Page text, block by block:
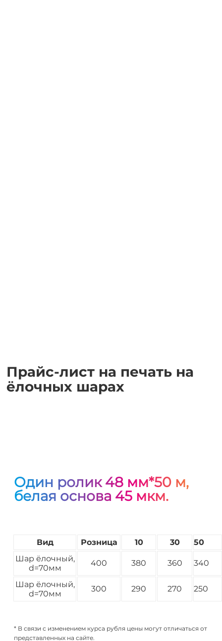
Прайс-лист на печать на
ёлочных шарах
Один ролик 48 мм*50 м,
белая основа 45 мкм.
Вид Розница 10 30
50
Шар ёлочный,
d=70мм
400 380 360 340
Шар ёлочный,
d=70мм
300 290 270 250
* В связи с изменением курса рубля цены могут отличаться от
представленных на сайте.